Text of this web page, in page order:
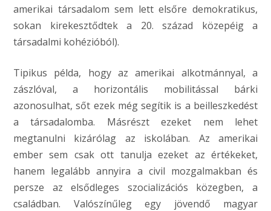
amerikai társadalom sem lett elsőre demokratikus,
sokan kirekesztődtek a 20. század közepéig a
társadalmi kohézióból).
Tipikus példa, hogy az amerikai alkotmánnyal, a
zászlóval, a horizontális mobilitással bárki
azonosulhat, sőt ezek még segítik is a beilleszkedést
a társadalomba. Másrészt ezeket nem lehet
megtanulni kizárólag az iskolában. Az amerikai
ember sem csak ott tanulja ezeket az értékeket,
hanem legalább annyira a civil mozgalmakban és
persze az elsődleges szocializációs közegben, a
családban. Valószínűleg egy jövendő magyar